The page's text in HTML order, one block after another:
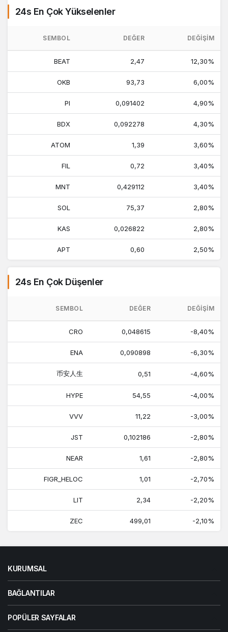
24s En Çok Yükselenler
SEMBOL DEĞER DEĞIŞIM
BEAT 2,47 12,30%
OKB 93,73 6,00%
PI 0,091402 4,90%
BDX 0,092278 4,30%
ATOM 1,39 3,60%
FIL 0,72 3,40%
MNT 0,429112 3,40%
SOL 75,37 2,80%
KAS 0,026822 2,80%
APT 0,60 2,50%
24s En Çok Düşenler
SEMBOL DEĞER DEĞIŞIM
CRO 0,048615 -8,40%
ENA 0,090898 -6,30%
币安人生 0,51 -4,60%
HYPE 54,55 -4,00%
VVV 11,22 -3,00%
JST 0,102186 -2,80%
NEAR 1,61 -2,80%
FIGR_HELOC 1,01 -2,70%
LIT 2,34 -2,20%
ZEC 499,01 -2,10%
KURUMSAL
BAĞLANTILAR
POPÜLER SAYFALAR